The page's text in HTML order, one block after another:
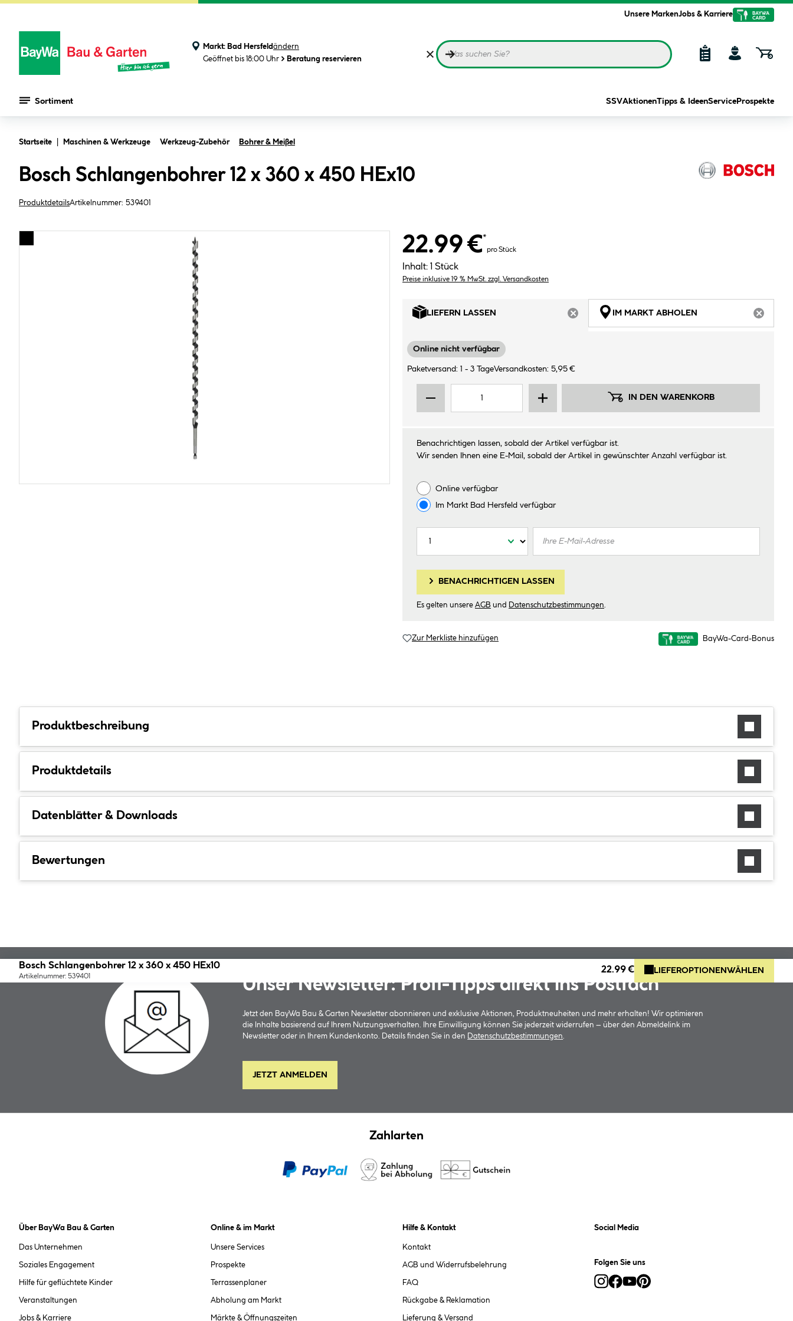
Unsere MarkenJobs & Karriere
Markt: Bad Hersfeldändern
Geöffnet bis 18:00 Uhr
Beratung reservieren
Sortiment SSVAktionenTipps & IdeenService Prospekte
Startseite Maschinen & Werkzeuge Werkzeug-Zubehör Bohrer & Meißel
Bosch Schlangenbohrer 12 x 360 x 450 HEx10
ProduktdetailsArtikelnummer: 539401
22.99 €*
pro Stück
Inhalt: 1 Stück
Preise inklusive 19 % MwSt. zzgl. Versandkosten
LIEFERN LASSEN
ARTIKEL NICHT VERFÜGBAR
IM MARKT ABHOLEN
Online nicht verfügbar
Paketversand: 1 - 3 TageVersandkosten: 5,95 €
IN DEN WARENKORB
Benachrichtigen lassen, sobald der Artikel verfügbar ist.
Wir senden Ihnen eine E-Mail, sobald der Artikel in gewünschter Anzahl verfügbar ist.
Online verfügbar
Im Markt Bad Hersfeld verfügbar
BENACHRICHTIGEN LASSEN
Es gelten unsere AGB und Datenschutzbestimmungen
Zur Merkliste hinzufügen BayWa-Card-Bonus
Produktbeschreibung
Produktdetails
Datenblätter & Downloads
Bewertungen
Bosch Schlangenbohrer 12 x 360 x 450 HEx10
Artikelnummer: 539401
22.99 € LIEFEROPTIONEN WÄHLEN
Unser Newsletter: Profi-Tipps direkt ins Postfach
Jetzt den BayWa Bau & Garten Newsletter abonnieren und exklusive Aktionen, Produktneuheiten und mehr erhalten! Wir optimieren
die Inhalte basierend auf Ihrem Nutzungsverhalten. Ihre Einwilligung können Sie jederzeit widerrufen – über den Abmeldelink im
Newsletter oder in Ihrem Kundenkonto. Details finden Sie in den
Datenschutzbestimmungen
JETZT ANMELDEN
Zahlarten
Über BayWa Bau & Garten
Das Unternehmen
Soziales Engagement
Hilfe für geflüchtete Kinder
Veranstaltungen
Jobs & Karriere
Online & im Markt
Unsere Services
Prospekte
Terrassenplaner
Abholung am Markt
Märkte & Öffnungszeiten
Hilfe & Kontakt
Kontakt
AGB und Widerrufsbelehrung
FAQ
Rückgabe & Reklamation
Lieferung & Versand
Social Media
Folgen Sie uns